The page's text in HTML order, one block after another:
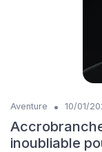
Aventure • 10/01/
inoubliable